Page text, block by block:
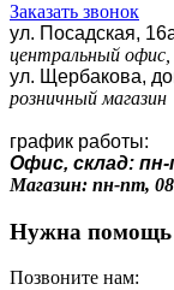
Заказать звонок
ул. Посадская,
центральный офис,
ул. Щербакова,
розничный магазин
график работы:
Офис, склад:
Магазин: пн-пт,
Нужна помощь
Позвоните нам: